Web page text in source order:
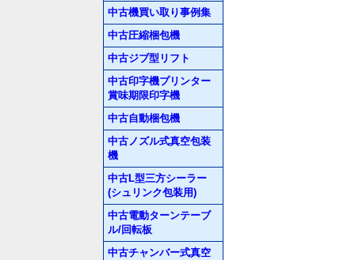
中古機買い取り事例集
中古圧縮梱包機
中古ジブ型リフト
中古印字機プリンター
賞味期限印字機
中古自動梱包機
中古ノズル式真空包装
機
中古L型三方シーラー
(シュリンク包装用)
中古電動ターンテーブ
ル/回転板
中古チャンバー式真空